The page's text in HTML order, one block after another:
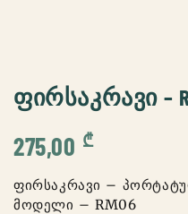
ᲤᲘᲠᲡᲐᲙᲠᲐᲕᲘ –
275,00 ₾
ფირსაკრავი –
მოდელი – RM06